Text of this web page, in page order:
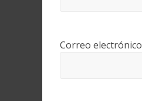
Correo electrónico